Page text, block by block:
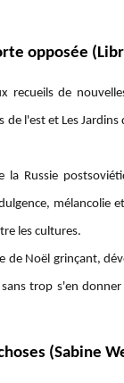
opposée
de
l'est et Les
la Russie
mélancolie
les cultures.
de Noël grinçant,
trop s'en
(Sabine